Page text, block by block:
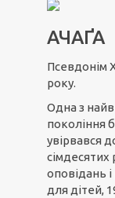
АЧАҐА
Псевдонім
року.
Одна з
покоління
увірвався
сімдесятих
оповідань
для дітей,